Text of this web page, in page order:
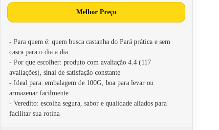
Melhor Preço
- Para quem é: quem busca castanha do Pará prática e sem
casca para o dia a dia
- Por que escolher: produto com avaliação 4.4 (117
avaliações), sinal de satisfação constante
- Ideal para: embalagem de 100G, boa para levar ou
armazenar facilmente
- Veredito: escolha segura, sabor e qualidade aliados para
facilitar sua rotina